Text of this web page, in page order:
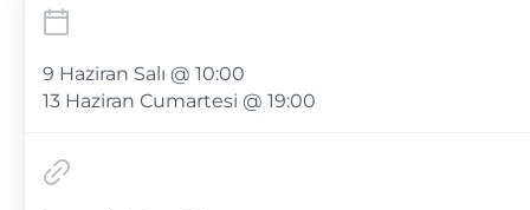
9 Haziran Salı @ 10:00
13 Haziran Cumartesi @ 19:00